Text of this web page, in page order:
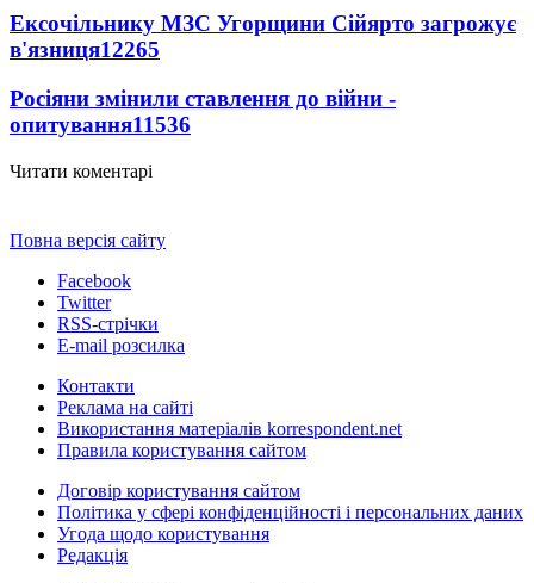
Ексочільнику МЗС Угорщини Сійярто загрожує
в'язниця12265
Росіяни змінили ставлення до війни -
опитування11536
Читати коментарі
Повна версія сайту
Facebook
Twitter
RSS-стрічки
E-mail розсилка
Контакти
Реклама на сайті
Використання матеріалів korrespondent.net
Правила користування сайтом
Договір користування сайтом
Політика у сфері конфіденційності і персональних даних
Угода щодо користування
Редакція